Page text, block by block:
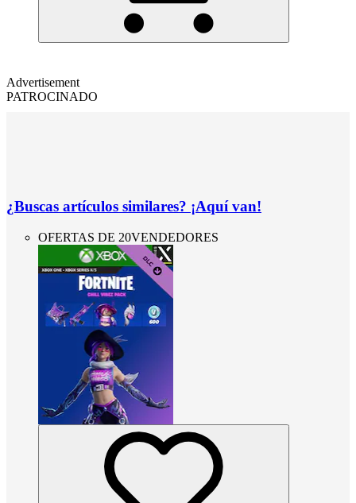
Advertisement
PATROCINADO
¿Buscas artículos similares? ¡Aquí van!
OFERTAS DE 20VENDEDORES